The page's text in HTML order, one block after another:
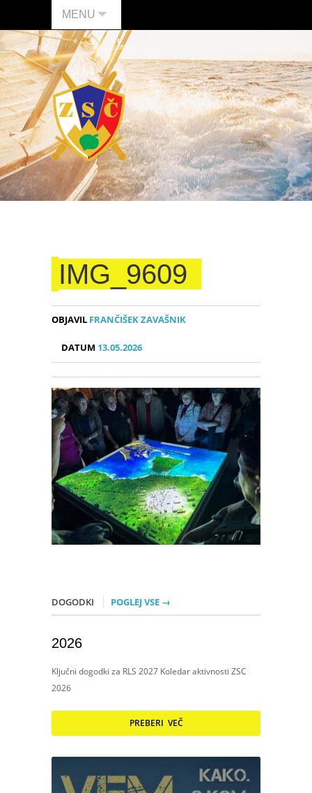
MENU
IMG_9609
OBJAVIL FRANČIŠEK ZAVAŠNIK
DATUM 13.05.2026
DOGODKI POGLEJ VSE →
2026
Ključni dogodki za RLS 2027 Koledar aktivnosti ZSC
2026
PREBERI VEČ